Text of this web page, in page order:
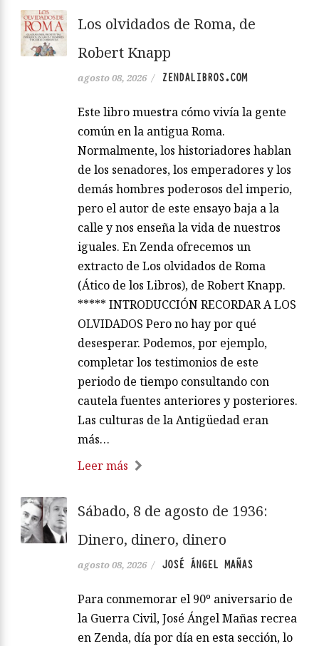
Los olvidados de Roma, de
Robert Knapp
agosto 08, 2026 / ZENDALIBROS.COM
Este libro muestra cómo vivía la gente
común en la antigua Roma.
Normalmente, los historiadores hablan
de los senadores, los emperadores y los
demás hombres poderosos del imperio,
pero el autor de este ensayo baja a la
calle y nos enseña la vida de nuestros
iguales. En Zenda ofrecemos un
extracto de Los olvidados de Roma
(Ático de los Libros), de Robert Knapp.
***** INTRODUCCIÓN RECORDAR A LOS
OLVIDADOS Pero no hay por qué
desesperar. Podemos, por ejemplo,
completar los testimonios de este
periodo de tiempo consultando con
cautela fuentes anteriores y posteriores.
Las culturas de la Antigüedad eran
más…
Leer más
Sábado, 8 de agosto de 1936:
Dinero, dinero, dinero
agosto 08, 2026 / JOSÉ ÁNGEL MAÑAS
Para conmemorar el 90º aniversario de
la Guerra Civil, José Ángel Mañas recrea
en Zenda, día por día en esta sección, lo